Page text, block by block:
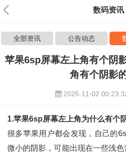
数码资讯
全部资讯 公告动态
苹果6sp屏幕左上角有个阴
角有个阴影
2025-11-02
1.苹果6sp屏幕左上角为什么有个
很多苹果用户都会发现，自己的
微小的阴影，可能出现在一些浅